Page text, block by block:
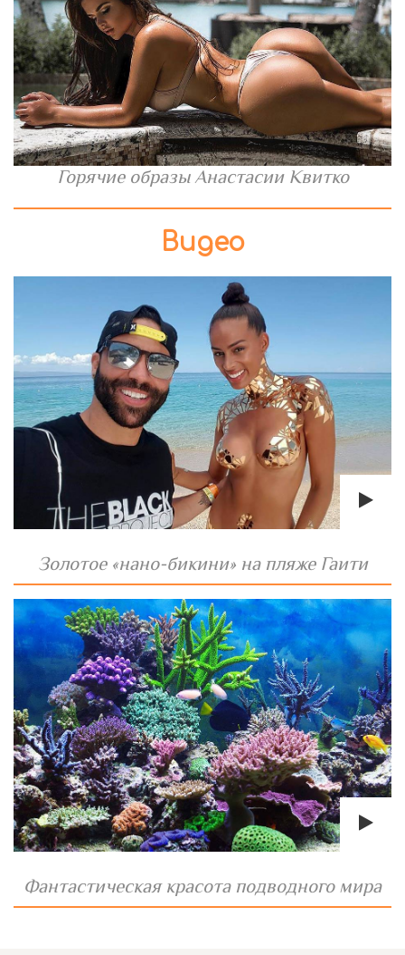
Горячие образы Анастасии Квитко
Видео
Золотое «нано-бикини» на пляже Гаити
Фантастическая красота подводного мира